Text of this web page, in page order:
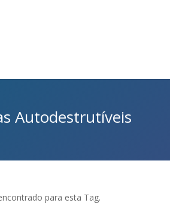
Autodestrutíveis
para esta Tag.